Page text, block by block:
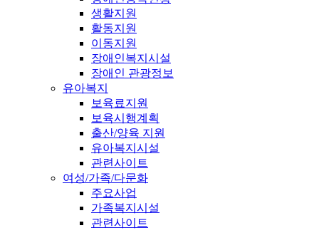
생활지원
활동지원
이동지원
장애인복지시설
장애인 관광정보
유아복지
보육료지원
보육시행계획
출산/양육 지원
유아복지시설
관련사이트
여성/가족/다문화
주요사업
가족복지시설
관련사이트